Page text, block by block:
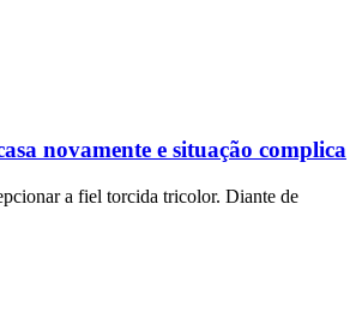
novamente e situação complica
a fiel torcida tricolor. Diante de